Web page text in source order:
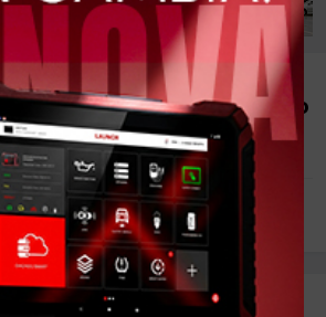
GOLF VI GTI 2.0 01/2012
Benzina] Pressione turbo